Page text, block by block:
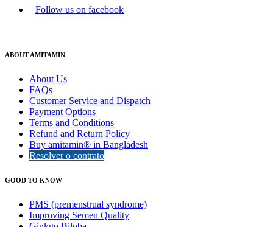
Follow us on facebook
ABOUT AMITAMIN
About Us
FAQs
Customer Service and Dispatch
Payment Options
Terms and Conditions
Refund and Return Policy
Buy amitamin® in Bangladesh
Resolver o contrato
GOOD TO KNOW
PMS (premenstrual syndrome)
Improving Semen Quality